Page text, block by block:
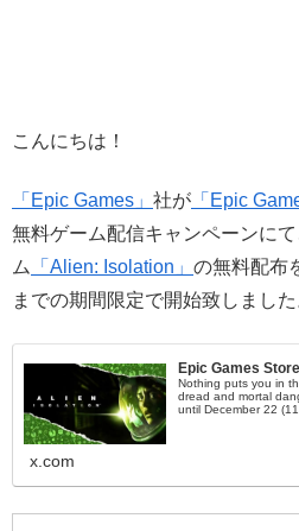
こんにちは！
「Epic Games」 社が 「Epic
無料ゲーム配信キャンペーンに
ム
「Alien: Isolation」 の無料配布
までの期間限定で開始致しました
Epic Games
Nothing puts you in
dread and mortal
until December 22
x.com